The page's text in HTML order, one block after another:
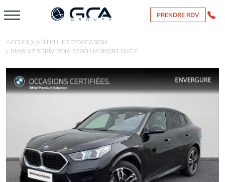
PRENDRE RDV
ACCUEIL VÉHICULES D'OCCASION
BMW X2 SDRIVE20IA 170CH M SPORT DKG7